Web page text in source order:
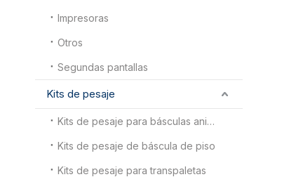
Impresoras
Otros
Segundas pantallas
Kits de pesaje
Kits de pesaje para básculas animales
Kits de pesaje de báscula de piso
Kits de pesaje para transpaletas